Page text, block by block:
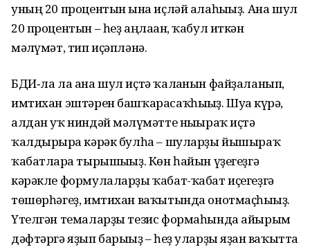
уның 20 процентын ғына иҫләй алаһығыҙ. Ана шул
20 процентын – һеҙ аңлаған, ҡабул иткән
мәғлүмәт, тип иҫәпләнә.
БДИ‑ла ла ана шул иҫтә ҡалғанын файҙаланып,
имтихан эштәрен башҡарасаҡһығыҙ. Шуға күрә,
алдан уҡ ниндәй мәғлүмәтте нығыраҡ иҫтә
ҡалдырырға кәрәк булһа – шуларҙы йышыраҡ
ҡабатларға тырышығыҙ. Көн һайын үҙегеҙгә
кәрәкле формулаларҙы ҡабат-­ҡабат иҫегеҙгә
төшөрһәгеҙ, имтихан ваҡытында онотмаҫһығыҙ.
Үтелгән темаларҙы тезис формаһында айырым
дәфтәргә яҙып барығыҙ – һеҙ уларҙы яҙған ваҡытта